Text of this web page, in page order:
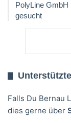
PolyLine GmbH
gesucht
Falls Du Bernau
dies gerne über